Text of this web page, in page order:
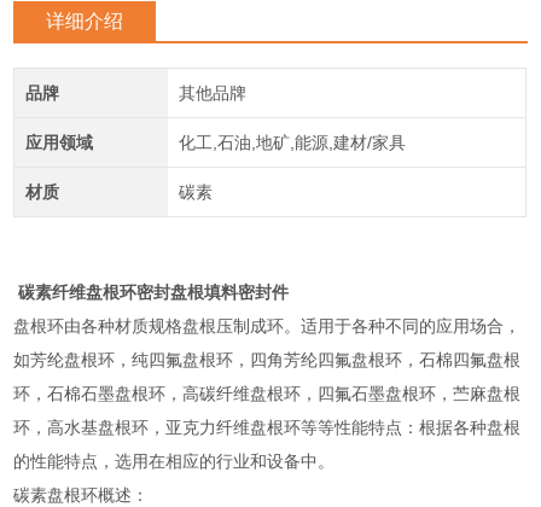
详细介绍
品牌 其他品牌
应用领域 化工,石油,地矿,能源,建材/家具
材质 碳素
碳素纤维盘根环密封盘根填料密封件
盘根环由各种材质规格盘根压制成环。适用于各种不同的应用场合，
如芳纶盘根环，纯四氟盘根环，四角芳纶四氟盘根环，石棉四氟盘根
环，石棉石墨盘根环，高碳纤维盘根环，四氟石墨盘根环，苎麻盘根
环，高水基盘根环，亚克力纤维盘根环等等性能特点：根据各种盘根
的性能特点，选用在相应的行业和设备中。
碳素盘根环概述：